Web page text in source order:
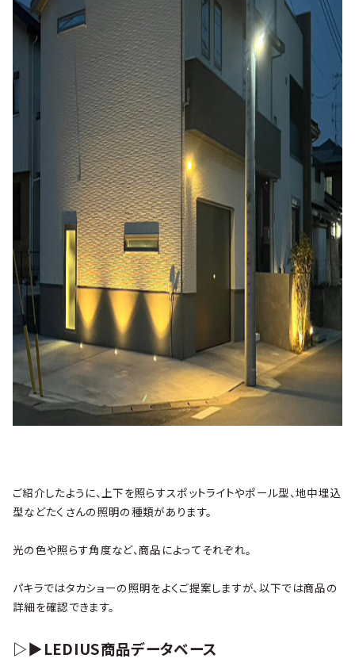
ご紹介したように、上下を照らすスポットライトやポール型、地中埋込
型などたくさんの照明の種類があります。
光の色や照らす角度など、商品によってそれぞれ。
パキラではタカショーの照明をよくご提案しますが、以下では商品の
詳細を確認できます。
▷▶LEDIUS商品データベース